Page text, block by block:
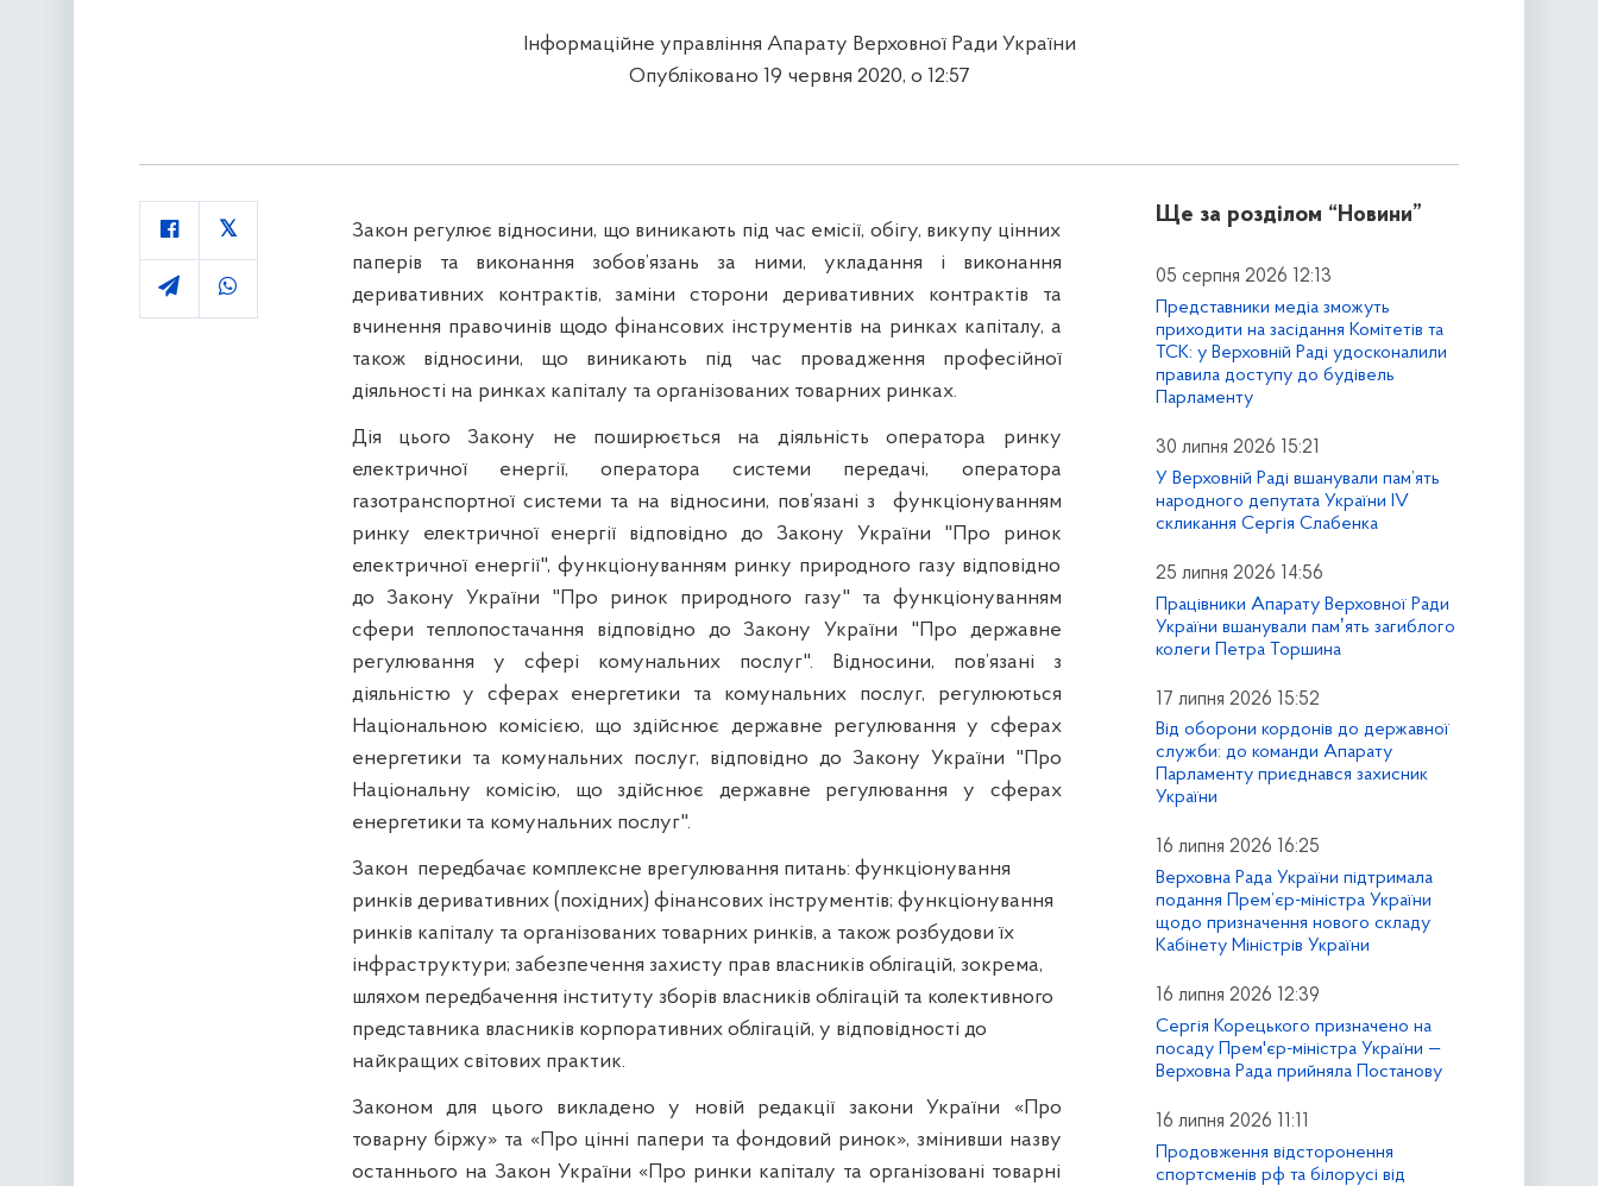
Інформаційне управління Апарату Верховної Ради України
Опубліковано 19 червня 2020, о 12:57
Закон регулює відносини, що виникають під час емісії, обігу, викупу цінних
паперів та виконання зобов’язань за ними, укладання і виконання
деривативних контрактів, заміни сторони деривативних контрактів та
вчинення правочинів щодо фінансових інструментів на ринках капіталу, а
також відносини, що виникають під час провадження професійної
діяльності на ринках капіталу та організованих товарних ринках.
Дія цього Закону не поширюється на діяльність оператора ринку
електричної енергії, оператора системи передачі, оператора
газотранспортної системи та на відносини, пов’язані з
функціонуванням
ринку електричної енергії відповідно до Закону України "Про ринок
електричної енергії", функціонуванням ринку природного газу відповідно
до Закону України "Про ринок природного газу" та функціонуванням
сфери теплопостачання відповідно до Закону України "Про державне
регулювання у сфері комунальних послуг". Відносини, пов’язані з
діяльністю у сферах енергетики та комунальних послуг, регулюються
Національною комісією, що здійснює державне регулювання у сферах
енергетики та комунальних послуг, відповідно до Закону України "Про
Національну комісію, що здійснює державне регулювання у сферах
енергетики та комунальних послуг".
Закон передбачає комплексне врегулювання питань: функціонування
ринків деривативних (похідних) фінансових інструментів; функціонування
ринків капіталу та організованих товарних ринків, а також розбудови їх
інфраструктури; забезпечення захисту прав власників облігацій, зокрема,
шляхом передбачення інституту зборів власників облігацій та колективного
представника власників корпоративних облігацій, у відповідності до
найкращих світових практик.
Законом для цього викладено у новій редакції закони України «Про
товарну біржу» та «Про цінні папери та фондовий ринок», змінивши назву
останнього на Закон України «Про ринки капіталу та організовані товарні
Ще за розділом “Новини”
05 серпня 2026 12:13
Представники медіа зможуть
приходити на засідання Комітетів та
ТСК: у Верховній Раді удосконалили
правила доступу до будівель
Парламенту
30 липня 2026 15:21
У Верховній Раді вшанували пам’ять
народного депутата України IV
скликання Сергія Слабенка
25 липня 2026 14:56
Працівники Апарату Верховної Ради
України вшанували памʼять загиблого
колеги Петра Торшина
17 липня 2026 15:52
Від оборони кордонів до державної
служби: до команди Апарату
Парламенту приєднався захисник
України
16 липня 2026 16:25
Верховна Рада України підтримала
подання Прем’єр-міністра України
щодо призначення нового складу
Кабінету Міністрів України
16 липня 2026 12:39
Сергія Корецького призначено на
посаду Прем'єр-міністра України —
Верховна Рада прийняла Постанову
16 липня 2026 11:11
Продовження відсторонення
спортсменів рф та білорусі від